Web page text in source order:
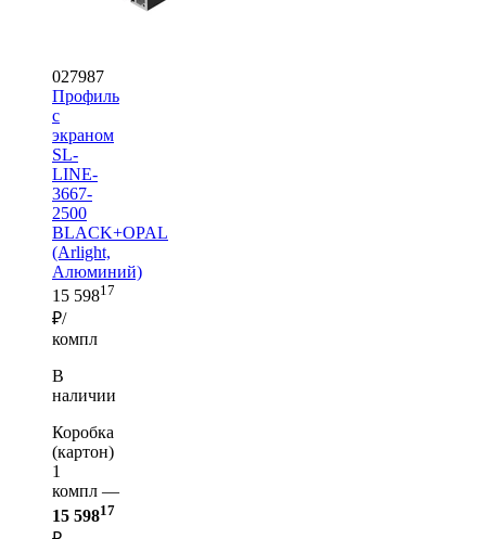
027987
Профиль
с
экраном
SL-
LINE-
3667-
2500
BLACK+OPAL
(Arlight,
Алюминий)
15 59817
₽/
компл
В
наличии
Коробка
(картон)
1
компл —
15 59817